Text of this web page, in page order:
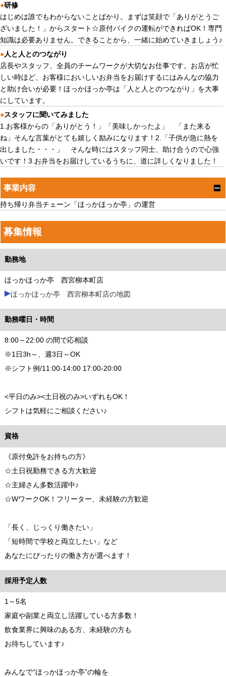
●研修
はじめは誰でもわからないことばかり。まずは笑顔で「ありがとうご
ざいました！」からスタート☆原付バイクの運転ができればOK！専門
知識は必要ありません。できることから、一緒に始めていきましょう♪
●人と人とのつながり
店長やスタッフ、全員のチームワークが大切なお仕事です。お店が忙
しい時ほど、お客様においしいお弁当をお届けするにはみんなの協力
と助け合いが必要！ほっかほっか亭は「人と人とのつながり」を大事
にしています。
●スタッフに聞いてみました
1.お客様からの「ありがとう！」「美味しかったよ」 「また来る
ね」そんな言葉がとても嬉しく励みになります！2.「子供が急に熱を
出しました・・・」 そんな時にはスタッフ同士、助け合うので心強
いです！3.お弁当をお届けしているうちに、道に詳しくなりました！
事業内容
持ち帰り弁当チェーン「ほっかほっか亭」の運営
募集情報
勤務地
ほっかほっか亭 西宮柳本町店
ほっかほっか亭 西宮柳本町店の地図
勤務曜日・時間
8:00～22:00 の間で応相談
※1日3h～、週3日～OK
※シフト例/11:00-14:00 17:00-20:00
<平日のみ><土日祝のみ>いずれもOK！
シフトは気軽にご相談ください♪
資格
《原付免許をお持ちの方》
☆土日祝勤務できる方大歓迎
☆主婦さん多数活躍中♪
☆WワークOK！フリーター、未経験の方歓迎
「長く、じっくり働きたい」
「短時間で学校と両立したい」など
あなたにぴったりの働き方が選べます！
採用予定人数
1～5名
家庭や副業と両立し活躍している方多数！
飲食業界に興味のある方、未経験の方も
お待ちしています♪
みんなで“ほっかほっか亭”の輪を